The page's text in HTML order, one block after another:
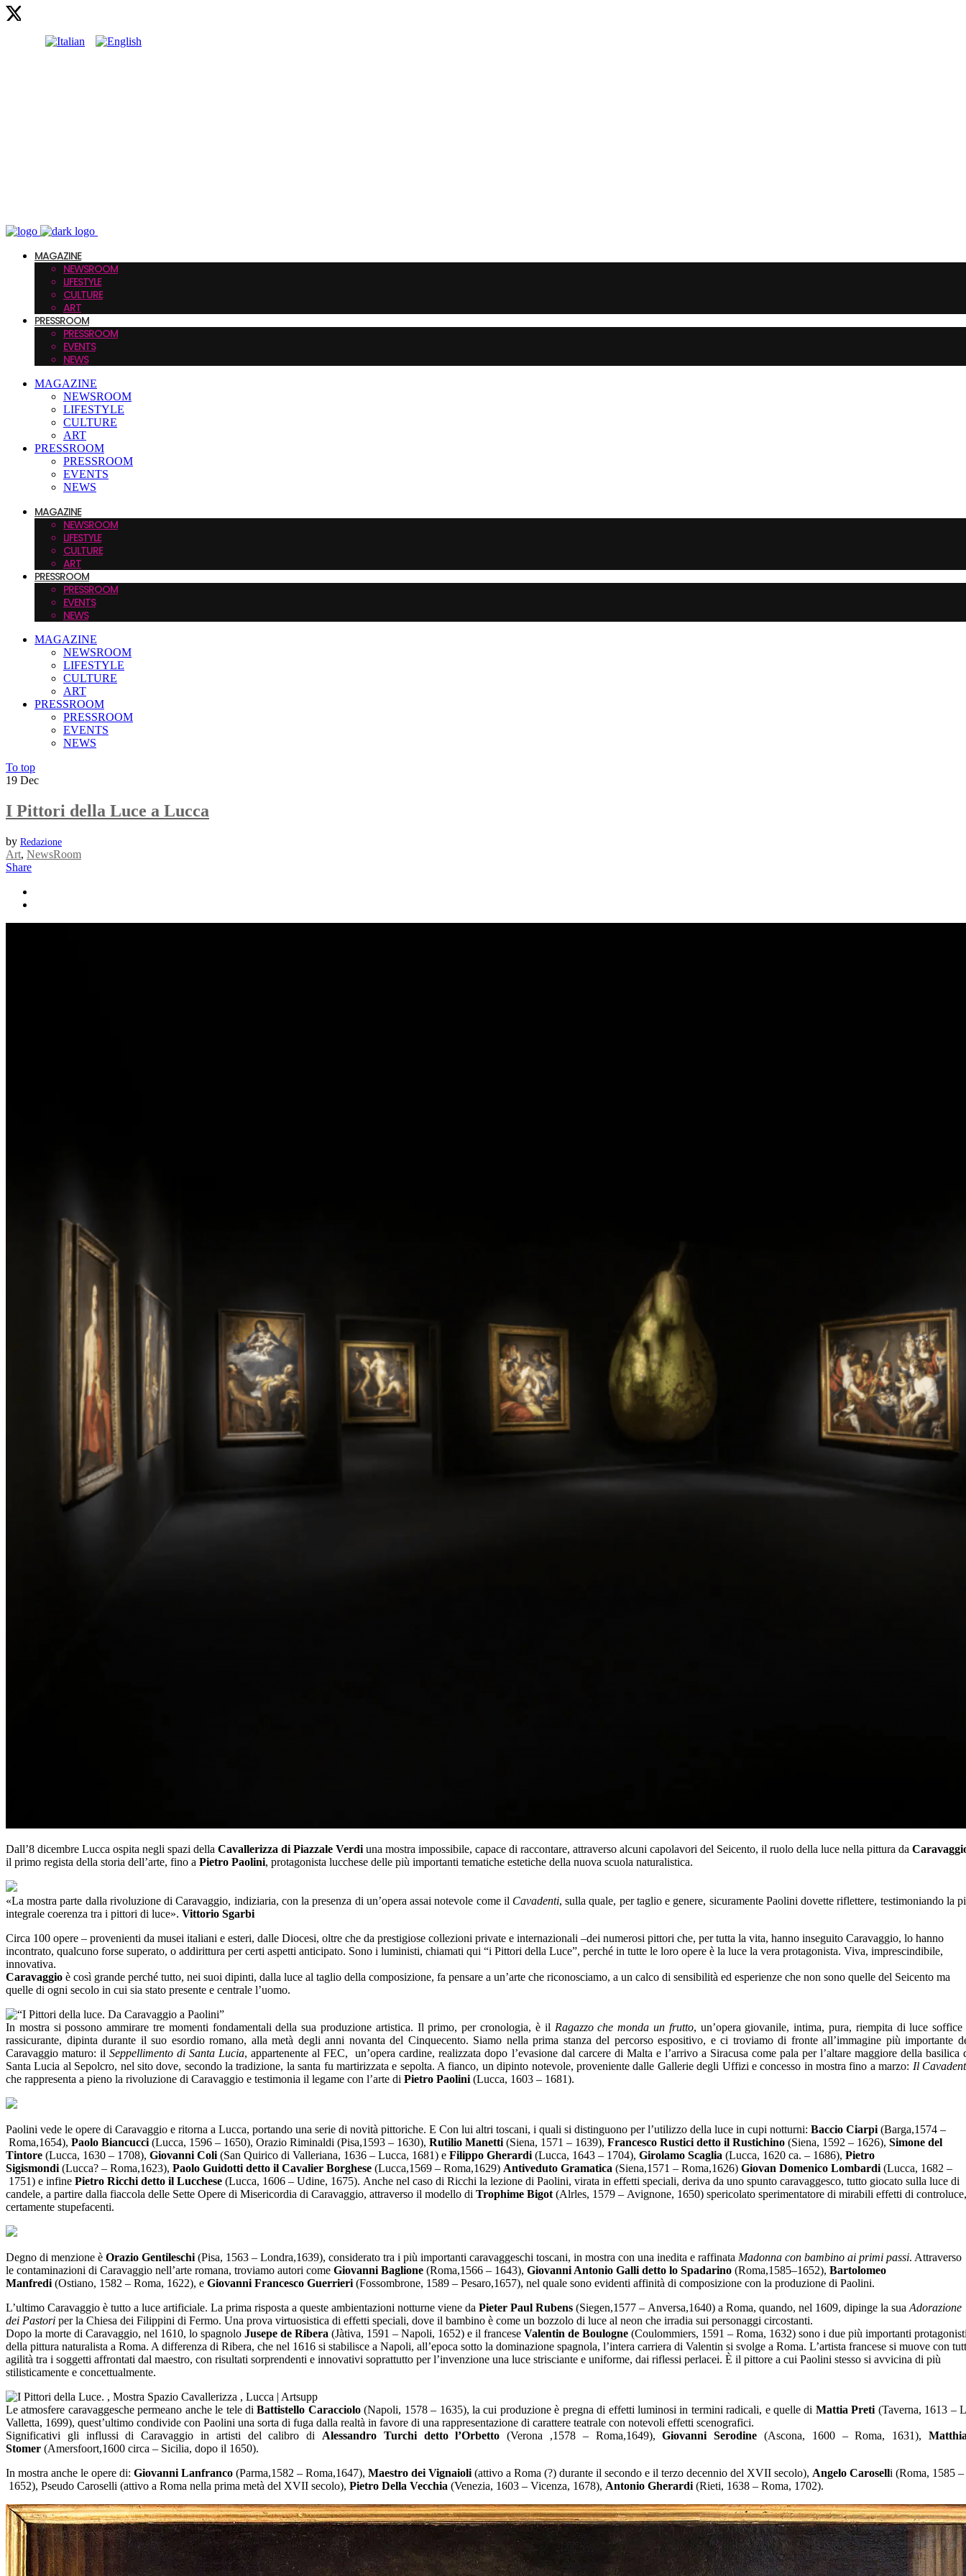
MAGAZINE
NEWSROOM
LIFESTYLE
CULTURE
ART
PRESSROOM
PRESSROOM
EVENTS
NEWS
MAGAZINE
NEWSROOM
LIFESTYLE
CULTURE
ART
PRESSROOM
PRESSROOM
EVENTS
NEWS
MAGAZINE
NEWSROOM
LIFESTYLE
CULTURE
ART
PRESSROOM
PRESSROOM
EVENTS
NEWS
MAGAZINE
NEWSROOM
LIFESTYLE
CULTURE
ART
PRESSROOM
PRESSROOM
EVENTS
NEWS
To top
19 Dec
I Pittori della Luce a Lucca
by Redazione
Art, NewsRoom
Share
Dall’8 dicembre Lucca ospita negli spazi della Cavallerizza di Piazzale Verdi una mostra impossibile, capace di raccontare, attraverso alcuni capolavori del Seicento, il ruolo della luce nella pittura da
il primo regista della storia dell’arte, fino a Pietro Paolini, protagonista lucchese delle più importanti tematiche estetiche della nuova scuola naturalistica.
«La mostra parte dalla rivoluzione di Caravaggio, indiziaria, con la presenza di un’opera assai notevole come il Cavadenti, sulla quale, per taglio e genere, sicuramente Paolini dovette riflettere, testimoniando la
integrale coerenza tra i pittori di luce». Vittorio Sgarbi
Circa 100 opere – provenienti da musei italiani e esteri, dalle Diocesi, oltre che da prestigiose collezioni private e internazionali –dei numerosi pittori che, per tutta la vita, hanno inseguito Caravaggio, lo hanno
incontrato, qualcuno forse superato, o addirittura per certi aspetti anticipato. Sono i luministi, chiamati qui “i Pittori della Luce”, perché in tutte le loro opere è la luce la vera protagonista. Viva, imprescindibile,
innovativa.
Caravaggio è così grande perché tutto, nei suoi dipinti, dalla luce al taglio della composizione, fa pensare a un’arte che riconosciamo, a un calco di sensibilità ed esperienze che non sono quelle del Seicento ma
quelle di ogni secolo in cui sia stato presente e centrale l’uomo.
In mostra si possono ammirare tre momenti fondamentali della sua produzione artistica. Il primo, per cronologia, è il Ragazzo che monda un frutto, un’opera giovanile, intima, pura, riempita di luce soffice
rassicurante, dipinta durante il suo esordio romano, alla metà degli anni novanta del Cinquecento. Siamo nella prima stanza del percorso espositivo, e ci troviamo di fronte all’immagine più importante
Caravaggio maturo: ilSeppellimento di Santa Lucia, appartenente al FEC, un’opera cardine, realizzata dopo l’evasione dal carcere di Malta e l’arrivo a Siracusa come pala per l’altare maggiore della basilica
Santa Lucia al Sepolcro, nel sito dove, secondo la tradizione, la santa fu martirizzata e sepolta. A fianco, un dipinto notevole, proveniente dalle Gallerie degli Uffizi e concesso in mostra fino a marzo: Il
che rappresenta a pieno la rivoluzione di Caravaggio e testimonia il legame con l’arte di Pietro Paolini (Lucca, 1603 – 1681).
Paolini vede le opere di Caravaggio e ritorna a Lucca, portando una serie di novità pittoriche. E Con lui altri toscani, i quali si distinguono per l’utilizzo della luce in cupi notturni: Baccio Ciarpi (Barga,1574 –
Roma,1654), Paolo Biancucci (Lucca, 1596 – 1650), Orazio Riminaldi (Pisa,1593 – 1630), Rutilio Manetti (Siena, 1571 – 1639), Francesco Rustici detto il Rustichino (Siena, 1592 – 1626), Simone del
Tintore (Lucca, 1630 – 1708), Giovanni Coli (San Quirico di Valleriana, 1636 – Lucca, 1681) e Filippo Gherardi (Lucca, 1643 – 1704), Girolamo Scaglia (Lucca, 1620 ca. – 1686), Pietro
Sigismondi (Lucca? – Roma,1623), Paolo Guidotti detto il Cavalier Borghese (Lucca,1569 – Roma,1629) Antiveduto Gramatica (Siena,1571 – Roma,1626) Giovan Domenico Lombardi (Lucca, 1682 –
1751) e infine Pietro Ricchi detto il Lucchese (Lucca, 1606 – Udine, 1675). Anche nel caso di Ricchi la lezione di Paolini, virata in effetti speciali, deriva da uno spunto caravaggesco, tutto giocato sulla luce di
candele, a partire dalla fiaccola delle Sette Opere di Misericordia di Caravaggio, attraverso il modello di Trophime Bigot (Alrles, 1579 – Avignone, 1650) spericolato sperimentatore di mirabili effetti di controluce,
certamente stupefacenti.
Degno di menzione è Orazio Gentileschi (Pisa, 1563 – Londra,1639), considerato tra i più importanti caravaggeschi toscani, in mostra con una inedita e raffinata Madonna con bambino ai primi passi. Attraverso
le contaminazioni di Caravaggio nell’arte romana, troviamo autori come Giovanni Baglione (Roma,1566 – 1643), Giovanni Antonio Galli detto lo Spadarino (Roma,1585–1652), Bartolomeo
Manfredi (Ostiano, 1582 – Roma, 1622), e Giovanni Francesco Guerrieri (Fossombrone, 1589 – Pesaro,1657), nel quale sono evidenti affinità di composizione con la produzione di Paolini.
L’ultimo Caravaggio è tutto a luce artificiale. La prima risposta a queste ambientazioni notturne viene da Pieter Paul Rubens (Siegen,1577 – Anversa,1640) a Roma, quando, nel 1609, dipinge la sua Adorazione
dei Pastori per la Chiesa dei Filippini di Fermo. Una prova virtuosistica di effetti speciali, dove il bambino è come un bozzolo di luce al neon che irradia sui personaggi circostanti.
Dopo la morte di Caravaggio, nel 1610, lo spagnolo Jusepe de Ribera (Jàtiva, 1591 – Napoli, 1652) e il francese Valentin de Boulogne (Coulommiers, 1591 – Roma, 1632) sono i due più importanti
della pittura naturalista a Roma. A differenza di Ribera, che nel 1616 si stabilisce a Napoli, all’epoca sotto la dominazione spagnola, l’intera carriera di Valentin si svolge a Roma. L’artista francese si muove con
agilità tra i soggetti affrontati dal maestro, con risultati sorprendenti e innovativi soprattutto per l’invenzione una luce strisciante e uniforme, dai riflessi perlacei. È il pittore a cui Paolini stesso si avvicina di più
stilisticamente e concettualmente.
Le atmosfere caravaggesche permeano anche le tele diBattistello Caracciolo(Napoli, 1578 – 1635), la cui produzione è pregna di effetti luminosi in termini radicali, e quelle di Mattia Preti (Taverna, 1613 –
Valletta, 1699), quest’ultimo condivide con Paolini una sorta di fuga dalla realtà in favore di una rappresentazione di carattere teatrale con notevoli effetti scenografici.
Significativi gli influssi di Caravaggio in artisti del calibro di Alessandro Turchi detto l’Orbetto(Verona ,1578 – Roma,1649),Giovanni Serodine(Ascona, 1600 – Roma, 1631),
Stomer (Amersfoort,1600 circa – Sicilia, dopo il 1650).
In mostra anche le opere di: Giovanni Lanfranco (Parma,1582 – Roma,1647), Maestro dei Vignaioli (attivo a Roma (?) durante il secondo e il terzo decennio del XVII secolo), Angelo Caroselli (Roma, 1585 –
1652), Pseudo Caroselli (attivo a Roma nella prima metà del XVII secolo), Pietro Della Vecchia (Venezia, 1603 – Vicenza, 1678), Antonio Gherardi (Rieti, 1638 – Roma, 1702).